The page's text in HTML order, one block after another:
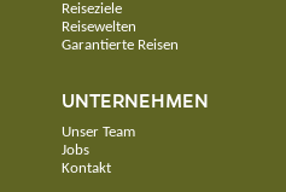
Reiseziele
Reisewelten
Garantierte Reisen
UNTERNEHMEN
Unser Team
Jobs
Kontakt